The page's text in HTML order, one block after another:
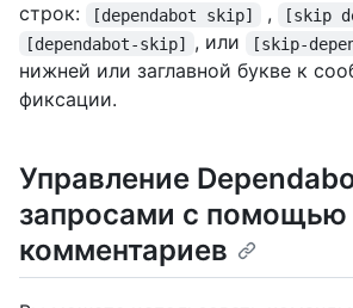
строк:
[dependabot skip] , [skip
[dependabot-skip] , или [skip-
нижней или заглавной букве к
фиксации.
Управление
запросами с помощью
комментариев